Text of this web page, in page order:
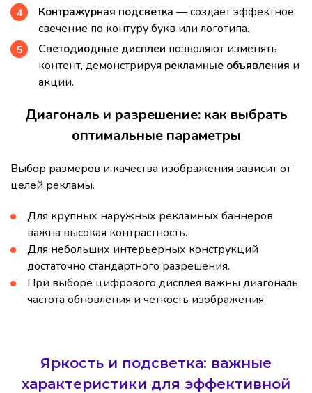
Контражурная подсветка — создает эффектное
свечение по контуру букв или логотипа.
Светодиодные дисплеи позволяют изменять
контент, демонстрируя рекламные объявления и
акции.
Диагональ и разрешение: как выбрать
оптимальные параметры
Выбор размеров и качества изображения зависит от
целей рекламы.
Для крупных наружных рекламных баннеров
важна высокая контрастность.
Для небольших интерьерных конструкций
достаточно стандартного разрешения.
При выборе цифрового дисплея важны диагональ,
частота обновления и четкость изображения.
Яркость и подсветка: важные
характеристики для эффективной